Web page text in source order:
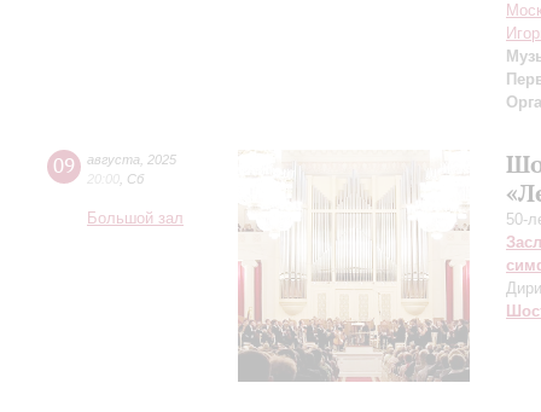
09 августа
2025
20:00 Сб
Большой зал
50-